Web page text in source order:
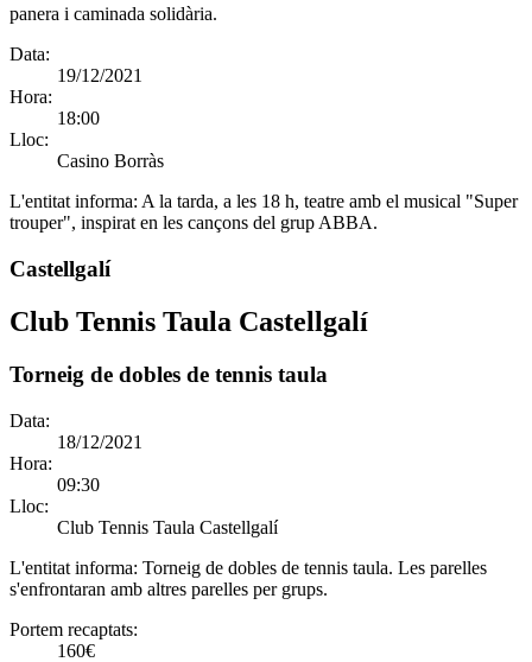
panera i caminada solidària.
Data:
19/12/2021
Hora:
18:00
Lloc:
Casino Borràs
L'entitat informa: A la tarda, a les 18 h, teatre amb el musical "Super
trouper", inspirat en les cançons del grup ABBA.
Castellgalí
Club Tennis Taula Castellgalí
Torneig de dobles de tennis taula
Data:
18/12/2021
Hora:
09:30
Lloc:
Club Tennis Taula Castellgalí
L'entitat informa: Torneig de dobles de tennis taula. Les parelles
s'enfrontaran amb altres parelles per grups.
Portem recaptats:
160€